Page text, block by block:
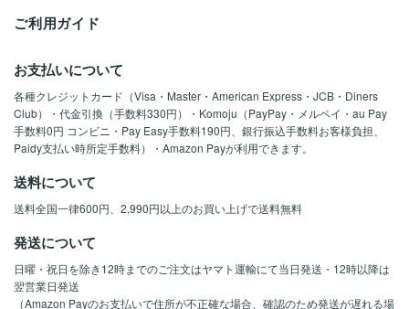
ご利用ガイド
お支払いについて
各種クレジットカード（Visa・Master・American Express・JCB・Diners
Club）・代金引換（手数料330円）・Komoju（PayPay・メルペイ・au Pay
手数料0円 コンビニ・Pay Easy手数料190円、銀行振込手数料お客様負担、
Paidy支払い時所定手数料）・Amazon Payが利用できます。
送料について
送料全国一律600円、2,990円以上のお買い上げで送料無料
発送について
日曜・祝日を除き12時までのご注文はヤマト運輸にて当日発送・12時以降は
翌営業日発送
（Amazon Payのお支払いで住所が不正確な場合、確認のため発送が遅れる場